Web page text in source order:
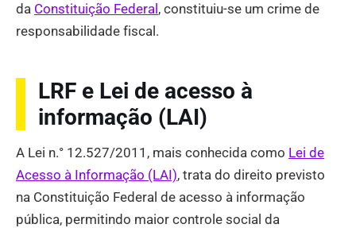
da Constituição Federal , constituiu-se um crime de
responsabilidade fiscal.
LRF e Lei de acesso à
informação (LAI)
A Lei n.° 12.527/2011, mais conhecida como Lei de
Acesso à Informação (LAI), trata do direito previsto
na Constituição Federal de acesso à informação
pública, permitindo maior controle social da